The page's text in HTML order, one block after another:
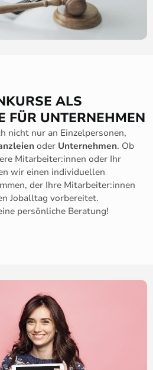
ALS
FÜR UNTERNEHMEN
nicht nur an Einzelpersonen,
oder Unternehmen. Ob
Mitarbeiter:innen oder Ihr
wir einen individuellen
der Ihre Mitarbeiter:innen
Joballtag vorbereitet.
persönliche Beratung!